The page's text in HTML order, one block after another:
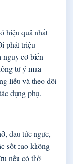
hiệu quả nhất
phát triệu
nguy cơ biến
tự ý mua
liều và theo dõi
dụng phụ.
đau tức ngực,
sốt cao không
nếu có thở